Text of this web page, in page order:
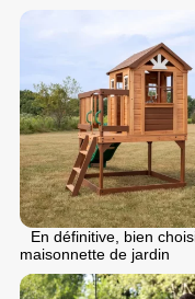
En définitive, bien
maisonnette de jardin